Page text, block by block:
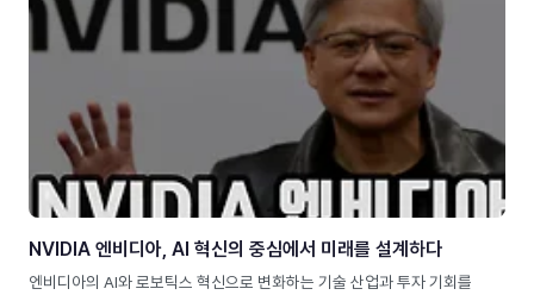
심도 있게 탐구하며 그의 놀라운 여정을 소개합니다.스캣맨 존
(Scatman John)은 누구인..
NVIDIA 엔비디아, AI 혁신의 중심에서 미래를 설계하다
엔비디아의 AI와 로보틱스 혁신으로 변화하는 기술 산업과 투자 기회를